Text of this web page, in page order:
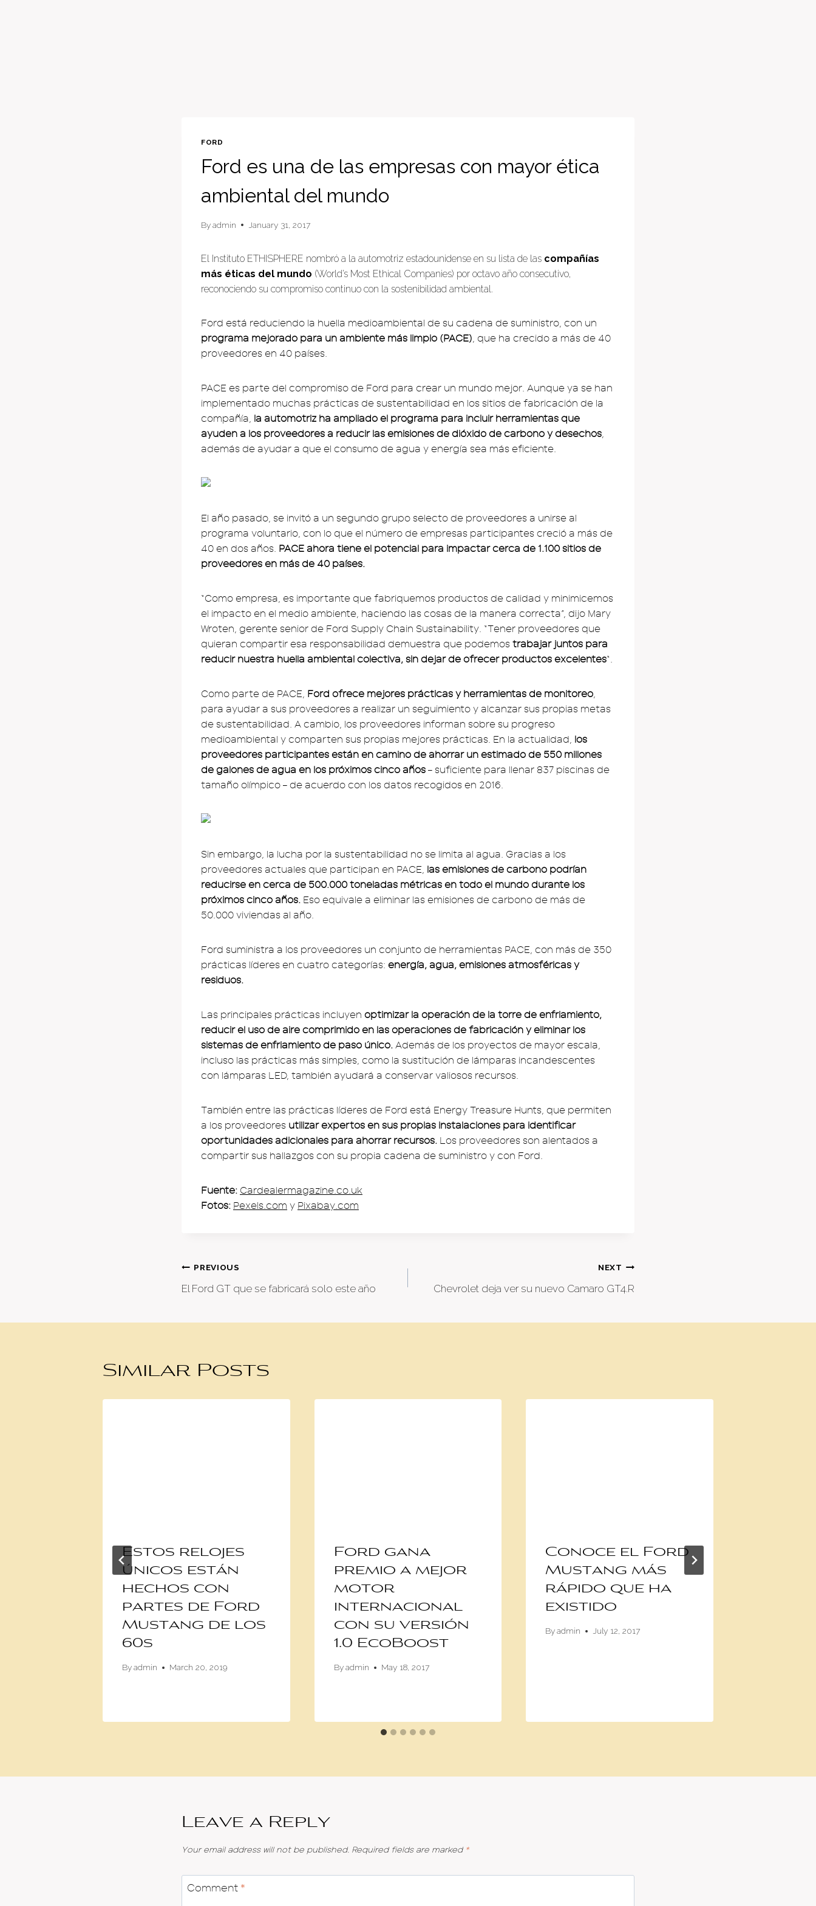
FORD
Ford es una de las empresas con mayor ética
ambiental del mundo
Byadmin January 31, 2017
El Instituto ETHISPHERE nombró a la automotriz estadounidense en su lista de las compañías
más éticas del mundo (World’s Most Ethical Companies) por octavo año consecutivo,
reconociendo su compromiso continuo con la sostenibilidad ambiental.
Ford está reduciendo la huella medioambiental de su cadena de suministro, con un
programa mejorado para un ambiente más limpio (PACE), que ha crecido a más de 40
proveedores en 40 países.
PACE es parte del compromiso de Ford para crear un mundo mejor. Aunque ya se han
implementado muchas prácticas de sustentabilidad en los sitios de fabricación de la
compañía, la automotriz ha ampliado el programa para incluir herramientas que
ayuden a los proveedores a reducir las emisiones de dióxido de carbono y desechos,
además de ayudar a que el consumo de agua y energía sea más eficiente.
El año pasado, se invitó a un segundo grupo selecto de proveedores a unirse al
programa voluntario, con lo que el número de empresas participantes creció a más de
40 en dos años. PACE ahora tiene el potencial para impactar cerca de 1.100 sitios de
proveedores en más de 40 países.
“Como empresa, es importante que fabriquemos productos de calidad y minimicemos
el impacto en el medio ambiente, haciendo las cosas de la manera correcta”, dijo Mary
Wroten, gerente senior de Ford Supply Chain Sustainability. “Tener proveedores que
quieran compartir esa responsabilidad demuestra que podemos trabajar juntos para
reducir nuestra huella ambiental colectiva, sin dejar de ofrecer productos excelentes“.
Como parte de PACE, Ford ofrece mejores prácticas y herramientas de monitoreo,
para ayudar a sus proveedores a realizar un seguimiento y alcanzar sus propias metas
de sustentabilidad. A cambio, los proveedores informan sobre su progreso
medioambiental y comparten sus propias mejores prácticas. En la actualidad, los
proveedores participantes están en camino de ahorrar un estimado de 550 millones
de galones de agua en los próximos cinco años – suficiente para llenar 837 piscinas de
tamaño olímpico – de acuerdo con los datos recogidos en 2016.
Sin embargo, la lucha por la sustentabilidad no se limita al agua. Gracias a los
proveedores actuales que participan en PACE, las emisiones de carbono podrían
reducirse en cerca de 500.000 toneladas métricas en todo el mundo durante los
próximos cinco años. Eso equivale a eliminar las emisiones de carbono de más de
50.000 viviendas al año.
Ford suministra a los proveedores un conjunto de herramientas PACE, con más de 350
prácticas líderes en cuatro categorías: energía, agua, emisiones atmosféricas y
residuos.
Las principales prácticas incluyen optimizar la operación de la torre de enfriamiento,
reducir el uso de aire comprimido en las operaciones de fabricación y eliminar los
sistemas de enfriamiento de paso único. Además de los proyectos de mayor escala,
incluso las prácticas más simples, como la sustitución de lámparas incandescentes
con lámparas LED, también ayudará a conservar valiosos recursos.
También entre las prácticas líderes de Ford está Energy Treasure Hunts, que permiten
a los proveedores utilizar expertos en sus propias instalaciones para identificar
oportunidades adicionales para ahorrar recursos. Los proveedores son alentados a
compartir sus hallazgos con su propia cadena de suministro y con Ford.
Fuente: Cardealermagazine.co.uk
Fotos: Pexels.com y Pixabay.com
Post
navigation
PREVIOUS
El Ford GT que se fabricará solo este año
NEXT
Chevrolet deja ver su nuevo Camaro GT4.R
Similar Posts
Estos relojes
únicos están
hechos con
partes de Ford
Mustang de los
60s
Byadmin March 20, 2019
Ford gana
premio a mejor
motor
internacional
con su versión
1.0 EcoBoost
By admin May 18, 2017
Conoce el Ford
Mustang más
rápido que ha
existido
By admin July 12, 2017
Leave a Reply
Your email address will not be published. Required fields are marked *
Comment *